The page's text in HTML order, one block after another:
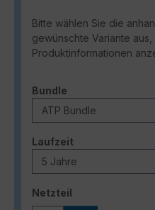
Bitte wählen Sie die
gewünschte Variante
Produktinformationen
Bundle
Laufzeitauswählen
Netzteil